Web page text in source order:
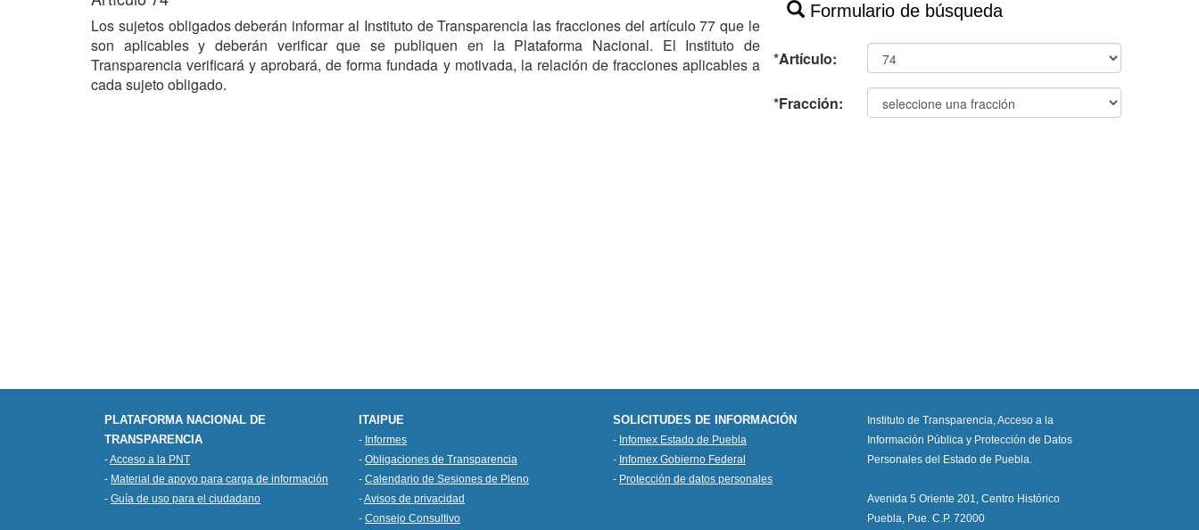
Los sujetos obligados deberán informar al Instituto de Transparencia las fracciones del artículo 77 que le
son aplicables y deberán verificar que se publiquen en la Plataforma Nacional. El Instituto de
Transparencia verificará y aprobará, de forma fundada y motivada, la relación de fracciones aplicables a
cada sujeto obligado.
Formulario de búsqueda
*Artículo:
*Fracción:
PLATAFORMA NACIONAL DE
TRANSPARENCIA
-Acceso a la PNT
- Material de apoyo para carga de información
- Guía de uso para el ciudadano
ITAIPUE
- Informes
- Obligaciones de Transparencia
- Calendario de Sesiones de Pleno
-Avisos de privacidad
- Consejo Consultivo
SOLICITUDES DE INFORMACIÓN
- Infomex Estado de Puebla
- Infomex Gobierno Federal
- Protección de datos personales
Instituto de Transparencia, Acceso a la
Información Pública y Protección de Datos
Personales del Estado de Puebla.
Avenida 5 Oriente 201, Centro Histórico
Puebla, Pue. C.P. 72000